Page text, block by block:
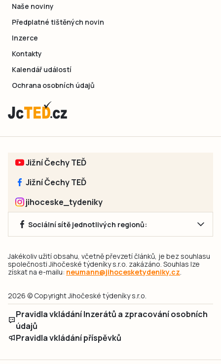
Naše noviny
Předplatné tištěných novin
Inzerce
Kontakty
Kalendář událostí
Ochrana osobních údajů
Jižní Čechy TEĎ
Jižní Čechy TEĎ
jihoceske_tydeniky
Sociální sítě jednotlivých regionů:
Jakékoliv užití obsahu, včetně převzetí článků, je bez souhlasu
společnosti Jihočeské týdeníky s.r.o. zakázáno. Souhlas lze
získat na e-mailu: neumann@jihocesketydeniky.cz.
2026 © Copyright Jihočeské týdeníky s.r.o.
Pravidla vkládání Inzerátů a zpracování osobních
údajů
Pravidla vkládání příspěvků